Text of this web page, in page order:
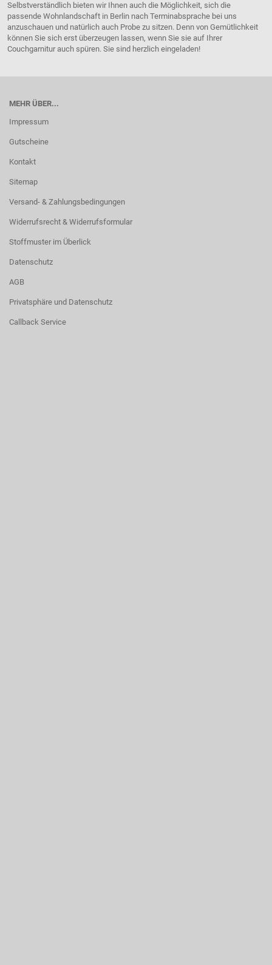
Selbstverständlich bieten wir Ihnen auch die Möglichkeit, sich die
passende Wohnlandschaft in Berlin nach Terminabsprache bei uns
anzuschauen und natürlich auch Probe zu sitzen. Denn von Gemütlichkeit
können Sie sich erst überzeugen lassen, wenn Sie sie auf Ihrer
Couchgarnitur auch spüren. Sie sind herzlich eingeladen!
MEHR ÜBER...
Impressum
Gutscheine
Kontakt
Sitemap
Versand- & Zahlungsbedingungen
Widerrufsrecht & Widerrufsformular
Stoffmuster im Überlick
Datenschutz
AGB
Privatsphäre und Datenschutz
Callback Service